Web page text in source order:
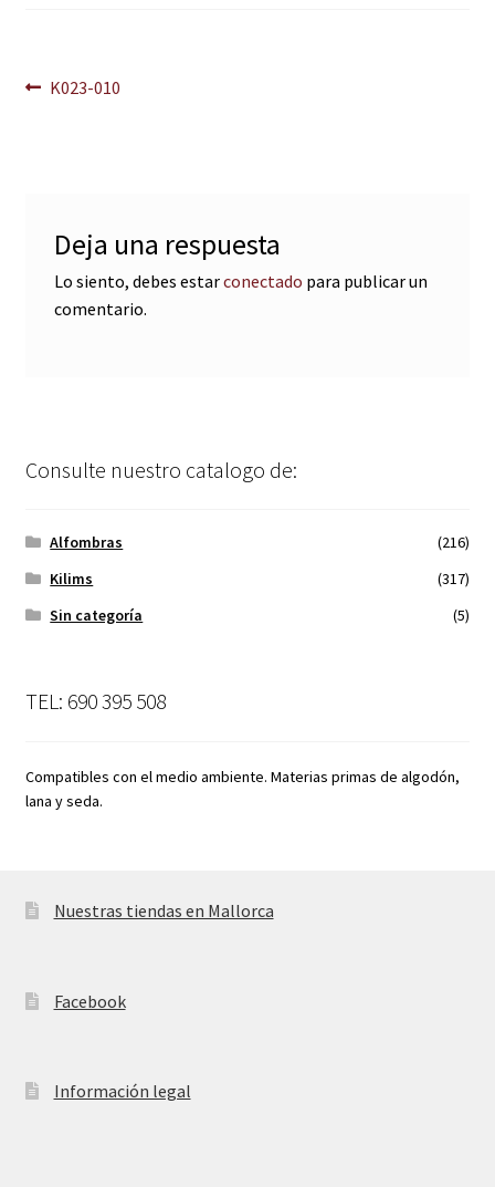
Navegación
Anterior:
K023-010
Deja una respuesta
Lo siento, debes estarconectado para publicar un
comentario.
Consulte nuestro catalogo de:
Alfombras
(216)
Kilims
(317)
Sin categoría
(5)
TEL: 690 395 508
Compatibles con el medio ambiente. Materias primas de algodón,
lana y seda.
Nuestras tiendas en Mallorca
Facebook
Información legal